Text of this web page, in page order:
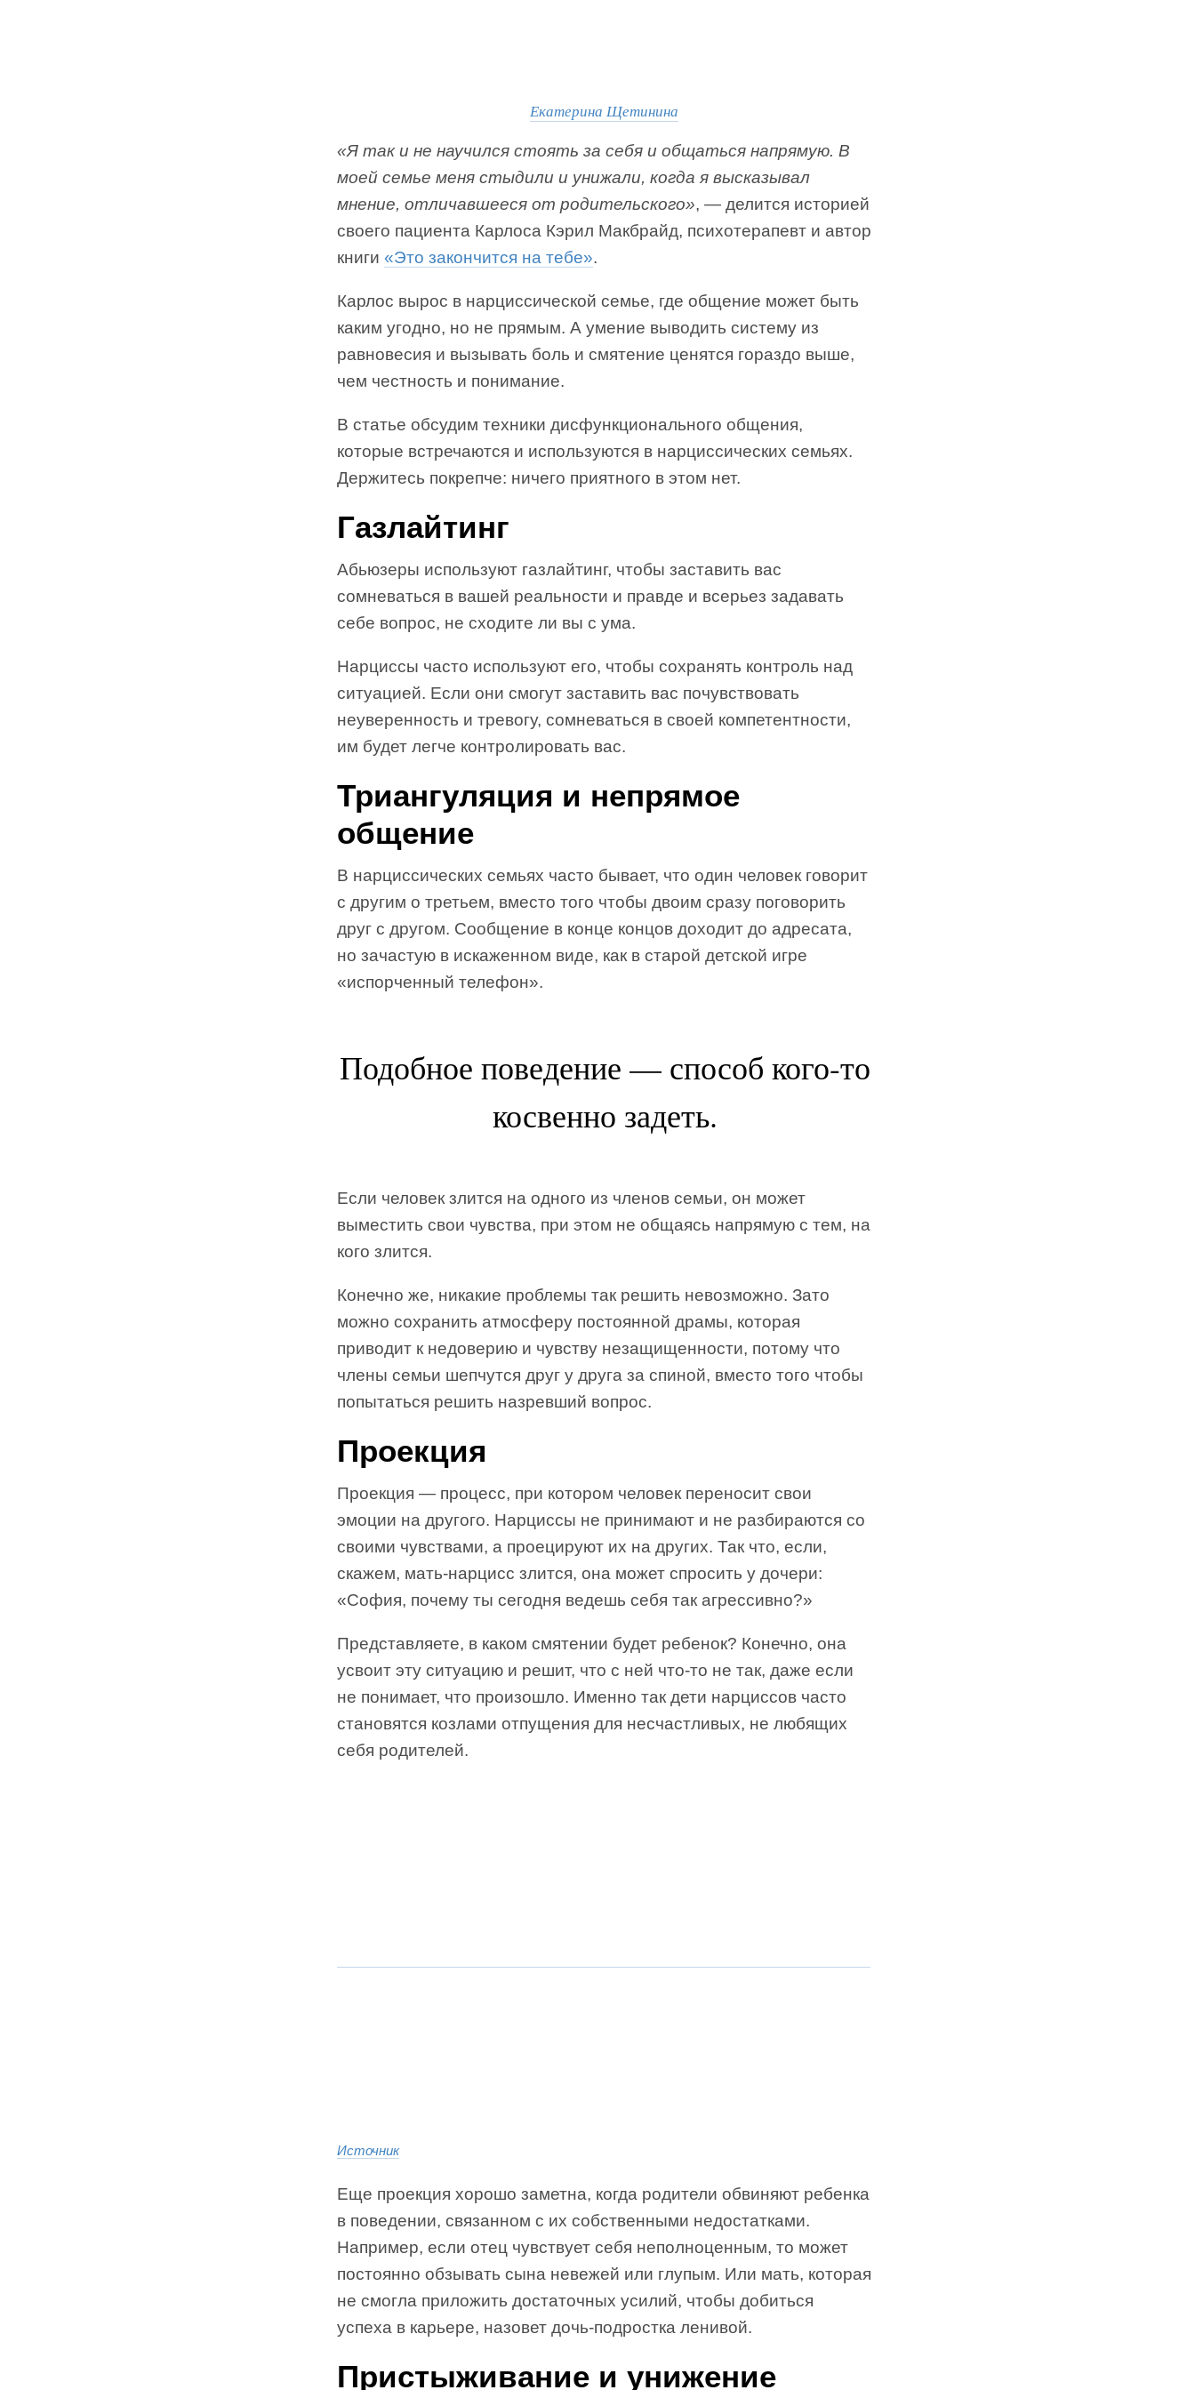
Екатерина Щетинина
«Я так и не научился стоять за себя и общаться напрямую. В
моей семье меня стыдили и унижали, когда я высказывал
мнение, отличавшееся от родительского», — делится историей
своего пациента Карлоса Кэрил Макбрайд, психотерапевт и автор
книги «Это закончится на тебе».
Карлос вырос в нарциссической семье, где общение может быть
каким угодно, но не прямым. А умение выводить систему из
равновесия и вызывать боль и смятение ценятся гораздо выше,
чем честность и понимание.
В статье обсудим техники дисфункционального общения,
которые встречаются и используются в нарциссических семьях.
Держитесь покрепче: ничего приятного в этом нет.
Газлайтинг
Абьюзеры используют газлайтинг, чтобы заставить вас
сомневаться в вашей реальности и правде и всерьез задавать
себе вопрос, не сходите ли вы с ума.
Нарциссы часто используют его, чтобы сохранять контроль над
ситуацией. Если они смогут заставить вас почувствовать
неуверенность и тревогу, сомневаться в своей компетентности,
им будет легче контролировать вас.
Триангуляция и непрямое
общение
В нарциссических семьях часто бывает, что один человек говорит
с другим о третьем, вместо того чтобы двоим сразу поговорить
друг с другом. Сообщение в конце концов доходит до адресата,
но зачастую в искаженном виде, как в старой детской игре
«испорченный телефон».
Подобное поведение — способ кого-то
косвенно задеть.
Если человек злится на одного из членов семьи, он может
выместить свои чувства, при этом не общаясь напрямую с тем, на
кого злится.
Конечно же, никакие проблемы так решить невозможно. Зато
можно сохранить атмосферу постоянной драмы, которая
приводит к недоверию и чувству незащищенности, потому что
члены семьи шепчутся друг у друга за спиной, вместо того чтобы
попытаться решить назревший вопрос.
Проекция
Проекция — процесс, при котором человек переносит свои
эмоции на другого. Нарциссы не принимают и не разбираются со
своими чувствами, а проецируют их на других. Так что, если,
скажем, мать-нарцисс злится, она может спросить у дочери:
«София, почему ты сегодня ведешь себя так агрессивно?»
Представляете, в каком смятении будет ребенок? Конечно, она
усвоит эту ситуацию и решит, что с ней что-то не так, даже если
не понимает, что произошло. Именно так дети нарциссов часто
становятся козлами отпущения для несчастливых, не любящих
себя родителей.
Источник
Еще проекция хорошо заметна, когда родители обвиняют ребенка
в поведении, связанном с их собственными недостатками.
Например, если отец чувствует себя неполноценным, то может
постоянно обзывать сына невежей или глупым. Или мать, которая
не смогла приложить достаточных усилий, чтобы добиться
успеха в карьере, назовет дочь-подростка ленивой.
Пристыживание и унижение